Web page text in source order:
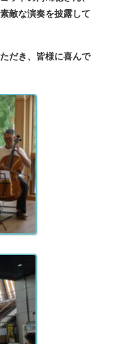
敵な演奏を披露して
だき、皆様に喜んで